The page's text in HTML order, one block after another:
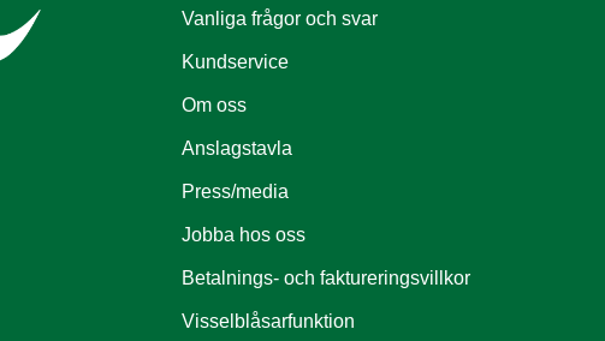
Vanliga frågor och svar
Kundservice
Om oss
Anslagstavla
Press/media
Jobba hos oss
Betalnings- och faktureringsvillkor
Visselblåsarfunktion